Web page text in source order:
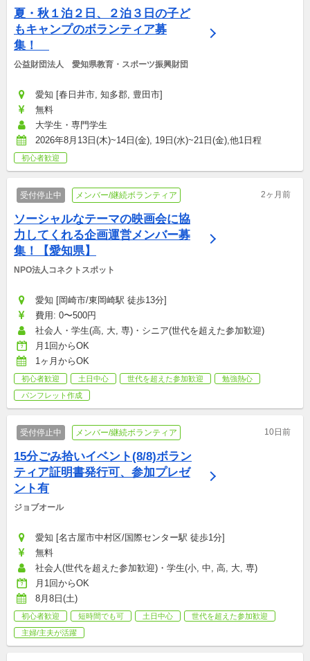
夏・秋１泊２日、２泊３日の子ど
もキャンプのボランティア募
集！
公益財団法人　愛知県教育・スポーツ振興財団
愛知 [春日井市, 知多郡, 豊田市]
無料
大学生・専門学生
2026年8月13日(木)~14日(金), 19日(水)~21日(金),他1日程
初心者歓迎
受付停止中 メンバー/継続ボランティア 2ヶ月前
ソーシャルなテーマの映画会に協
力してくれる企画運営メンバー募
集！【愛知県】
NPO法人コネクトスポット
愛知 [岡崎市/東岡崎駅 徒歩13分]
費用: 0〜500円
社会人・学生(高, 大, 専)・シニア(世代を超えた参加歓迎)
月1回からOK
1ヶ月からOK
初心者歓迎 土日中心 世代を超えた参加歓迎
勉強熱心
パンフレット作成
受付停止中 メンバー/継続ボランティア 10日前
15分ごみ拾いイベント(8/8)ボラン
ティア証明書発行可、参加プレゼ
ント有
ジョブオール
愛知 [名古屋市中村区/国際センター駅 徒歩1分]
無料
社会人(世代を超えた参加歓迎)・学生(小, 中, 高, 大, 専)
月1回からOK
8月8日(土)
初心者歓迎 短時間でも可 土日中心
世代を超えた参加歓迎
主婦/主夫が活躍